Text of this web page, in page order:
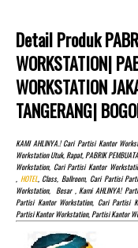
Detail Produk
WORKSTATION|
WORKSTATION
TANGERANG|
KAMI AHLINYA.! Cari Partisi Kantor
Workstation Utuk, Rapat, PABRIK
Workstation, Cari Partisi Kantor
, HOTEL, Class, Ballroom, Cari Partisi
Workstation, Besar , Kami AHLINYA!
Partisi Kantor Workstation, Cari Partisi
Partisi Kantor Workstation, Partisi Kantor